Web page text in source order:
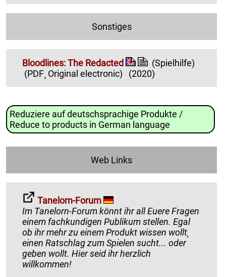
Sonstiges
Bloodlines: The Redacted
(Spielhilfe)
(PDF¸ Original electronic)
(2020)
Reduziere auf deutschsprachige Produkte /
Reduce to products in German language
Web Links
Tanelorn-Forum
Im Tanelorn-Forum könnt ihr all Euere Fragen
einem fachkundigen Publikum stellen. Egal
ob ihr mehr zu einem Produkt wissen wollt¸
einen Ratschlag zum Spielen sucht... oder
geben wollt. Hier seid ihr herzlich
willkommen!